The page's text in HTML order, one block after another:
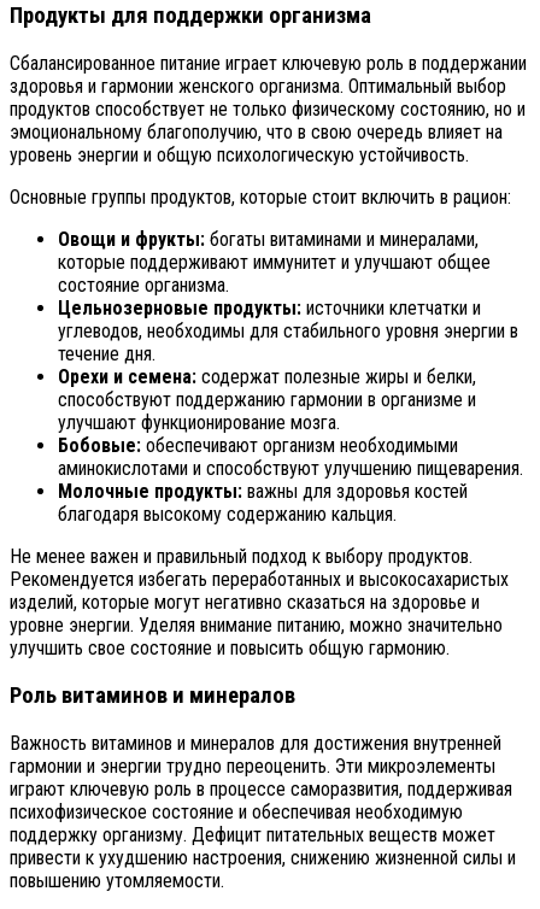
Продукты для поддержки организма
Сбалансированное питание играет ключевую роль в поддержании
здоровья и гармонии женского организма. Оптимальный выбор
продуктов способствует не только физическому состоянию, но и
эмоциональному благополучию, что в свою очередь влияет на
уровень энергии и общую психологическую устойчивость.
Основные группы продуктов, которые стоит включить в рацион:
Овощи и фрукты: богаты витаминами и минералами,
которые поддерживают иммунитет и улучшают общее
состояние организма.
Цельнозерновые продукты: источники клетчатки и
углеводов, необходимы для стабильного уровня энергии в
течение дня.
Орехи и семена: содержат полезные жиры и белки,
способствуют поддержанию гармонии в организме и
улучшают функционирование мозга.
Бобовые: обеспечивают организм необходимыми
аминокислотами и способствуют улучшению пищеварения.
Молочные продукты: важны для здоровья костей
благодаря высокому содержанию кальция.
Не менее важен и правильный подход к выбору продуктов.
Рекомендуется избегать переработанных и высокосахаристых
изделий, которые могут негативно сказаться на здоровье и
уровне энергии. Уделяя внимание питанию, можно значительно
улучшить свое состояние и повысить общую гармонию.
Роль витаминов и минералов
Важность витаминов и минералов для достижения внутренней
гармонии и энергии трудно переоценить. Эти микроэлементы
играют ключевую роль в процессе саморазвития, поддерживая
психофизическое состояние и обеспечивая необходимую
поддержку организму. Дефицит питательных веществ может
привести к ухудшению настроения, снижению жизненной силы и
повышению утомляемости.